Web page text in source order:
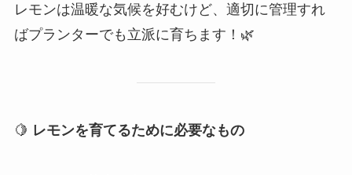
レモンは温暖な気候を好むけど、適切に管理すれ
ばプランターでも立派に育ちます！🌿
🍋 レモンを育てるために必要なもの